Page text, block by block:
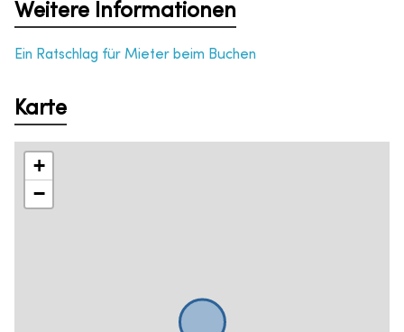
Weitere Informationen
Ein Ratschlag für Mieter beim Buchen
Karte
+
−